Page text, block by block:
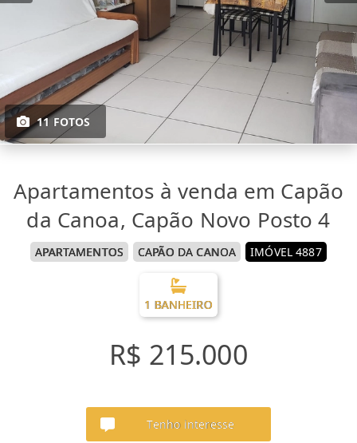
11 FOTOS
Apartamentos à venda em Capão
da Canoa, Capão Novo Posto 4
APARTAMENTOS CAPÃO DA CANOA IMÓVEL 4887
1 BANHEIRO
R$ 215.000
Tenho interesse